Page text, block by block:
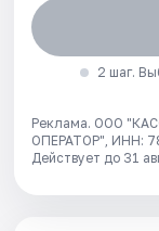
2 шаг.
Реклама. ООО
ОПЕРАТОР", ИНН:
Действует до 31